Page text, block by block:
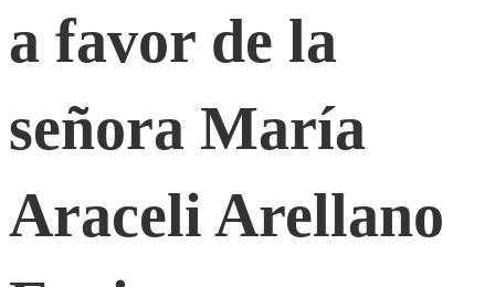
medidas
cautelares
dadas
a
a favor de la
señora María
Araceli Arellano